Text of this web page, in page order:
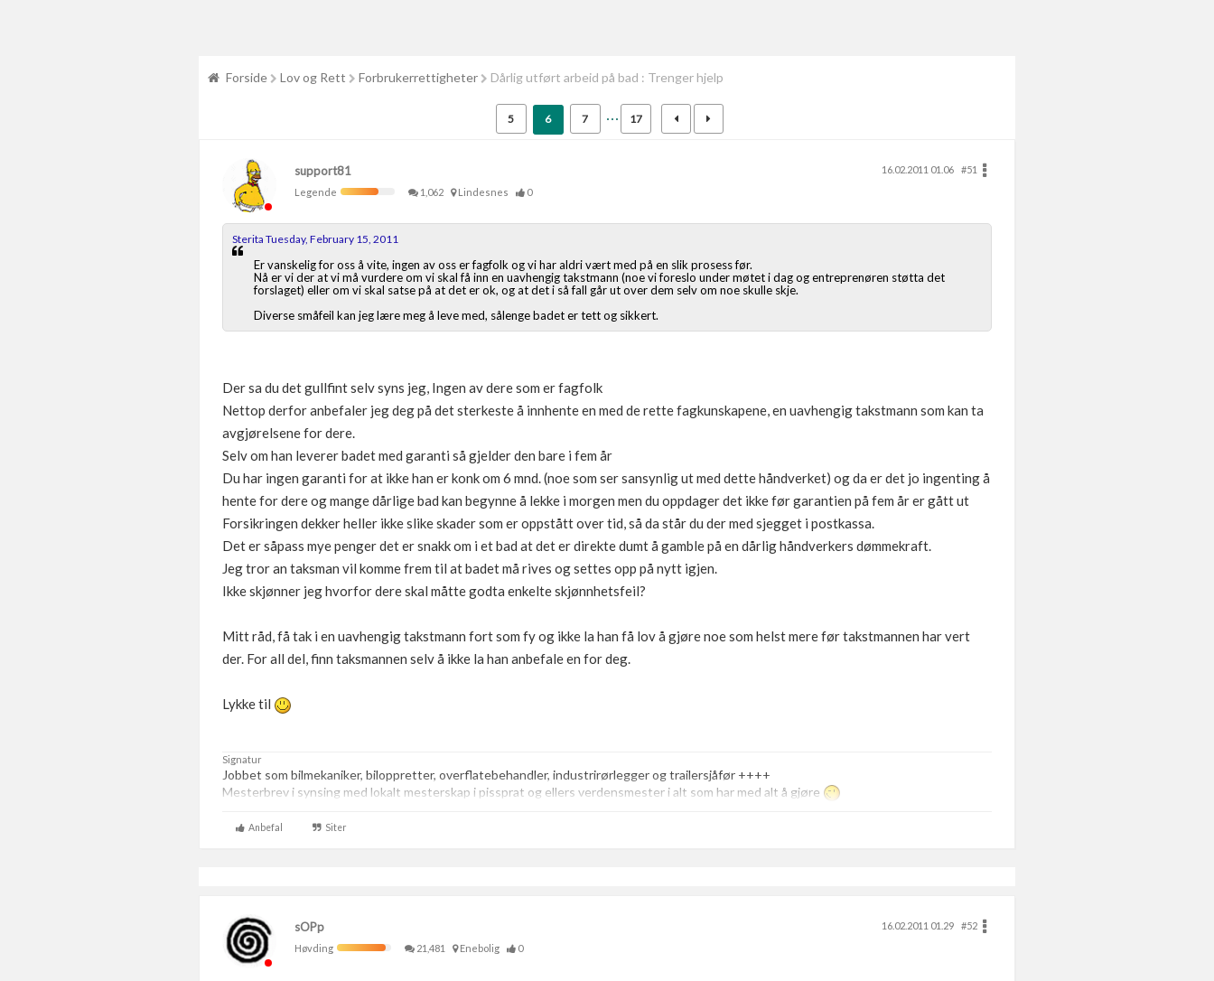
Forside Lov og Rett Forbrukerrettigheter Dårlig utført arbeid på bad : Trenger hjelp
5 6 7 17
support81 16.02.2011 01.06
#51
Legende
1,062 Lindesnes 0
Sterita Tuesday, February 15, 2011
Er vanskelig for oss å vite, ingen av oss er fagfolk og vi har aldri vært med på en slik prosess før.
Nå er vi der at vi må vurdere om vi skal få inn en uavhengig takstmann (noe vi foreslo under møtet i dag og entreprenøren støtta det
forslaget) eller om vi skal satse på at det er ok, og at det i så fall går ut over dem selv om noe skulle skje.
Diverse småfeil kan jeg lære meg å leve med, sålenge badet er tett og sikkert.
Der sa du det gullfint selv syns jeg, Ingen av dere som er fagfolk
Nettop derfor anbefaler jeg deg på det sterkeste å innhente en med de rette fagkunskapene, en uavhengig takstmann som kan ta
avgjørelsene for dere.
Selv om han leverer badet med garanti så gjelder den bare i fem år
Du har ingen garanti for at ikke han er konk om 6 mnd. (noe som ser sansynlig ut med dette håndverket) og da er det jo ingenting å
hente for dere og mange dårlige bad kan begynne å lekke i morgen men du oppdager det ikke før garantien på fem år er gått ut
Forsikringen dekker heller ikke slike skader som er oppstått over tid, så da står du der med sjegget i postkassa.
Det er såpass mye penger det er snakk om i et bad at det er direkte dumt å gamble på en dårlig håndverkers dømmekraft.
Jeg tror an taksman vil komme frem til at badet må rives og settes opp på nytt igjen.
Ikke skjønner jeg hvorfor dere skal måtte godta enkelte skjønnhetsfeil?
Mitt råd, få tak i en uavhengig takstmann fort som fy og ikke la han få lov å gjøre noe som helst mere før takstmannen har vert
der. For all del, finn taksmannen selv å ikke la han anbefale en for deg.
Lykke til
Signatur
Jobbet som bilmekaniker, biloppretter, overflatebehandler, industrirørlegger og trailersjåfør ++++
Mesterbrev i synsing med lokalt mesterskap i pissprat og ellers verdensmester i alt som har med alt å gjøre
Anbefal Siter
sOPp 16.02.2011 01.29
#52
Høvding
21,481 Enebolig 0